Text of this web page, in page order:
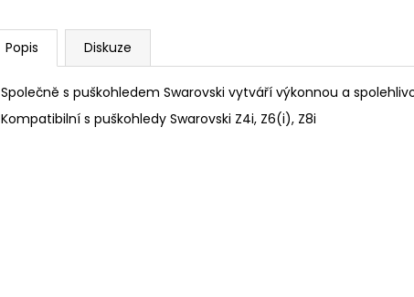
Popis Diskuze
Společně s puškohledem Swarovski vytváří výkonnou a
Kompatibilní s puškohledy Swarovski Z4i, Z6(i), Z8i